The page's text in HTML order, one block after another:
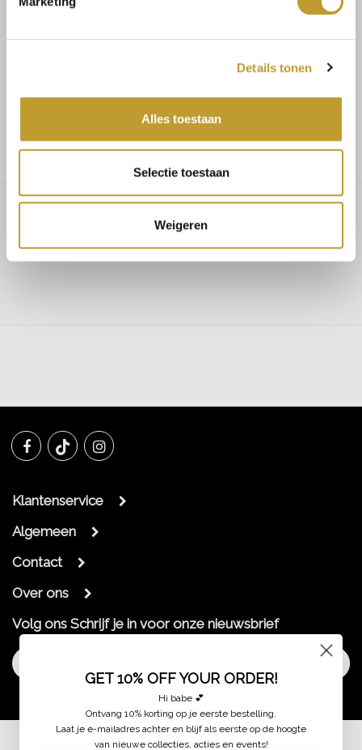
Details tonen
Alles toestaan
Selectie toestaan
Weigeren
Voor 17.30u besteld, dezelfde dag verzonden
Gratis verzending vanaf €75,-
Ashlyn pantalon navy
Klantenservice
Algemeen
Contact
Over ons
Volg ons Schrijf je in voor onze nieuwsbrief
GET 10% OFF YOUR ORDER!
Hi babe 💕
Ontvang 10% korting op je eerste bestelling.
Laat je e-mailadres achter en blijf als eerste op de hoogte
van nieuwe collecties, acties en events!